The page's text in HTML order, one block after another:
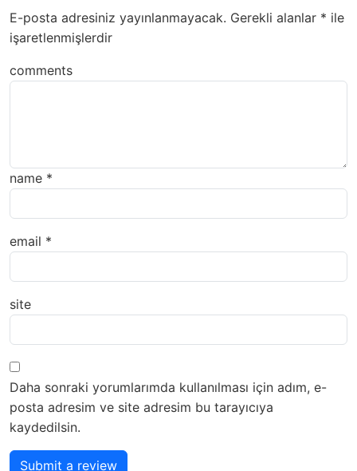
E-posta adresiniz yayınlanmayacak. Gerekli alanlar * ile
işaretlenmişlerdir
comments
name *
email *
site
Daha sonraki yorumlarımda kullanılması için adım, e-
posta adresim ve site adresim bu tarayıcıya
kaydedilsin.
Submit a review